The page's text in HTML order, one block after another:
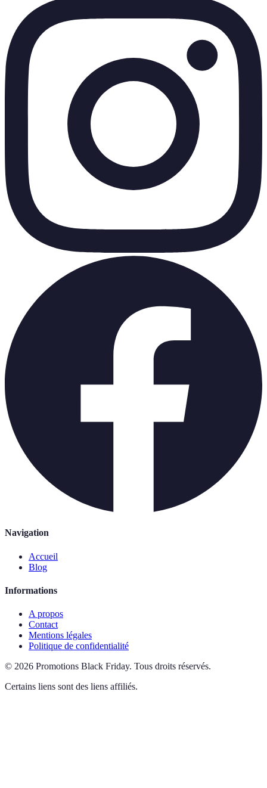
Navigation
Accueil
Blog
Informations
A propos
Contact
Mentions légales
Politique de confidentialité
© 2026 Promotions Black Friday. Tous droits réservés.
Certains liens sont des liens affiliés.